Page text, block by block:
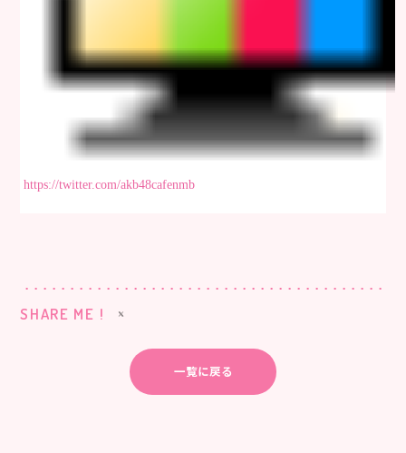
https://twitter.com/akb48cafenmb
SHARE ME !
一覧に戻る